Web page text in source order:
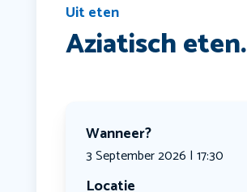
Uit eten
Aziatisch eten.
Wanneer?
3 September 2026 | 17:30
Locatie